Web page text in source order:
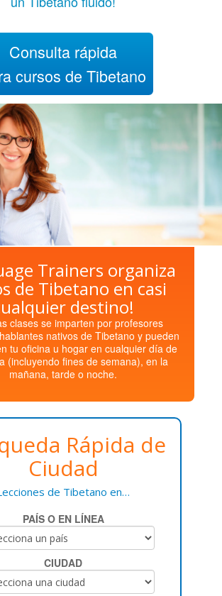
Consulta rápida
cursos de Tibetano
Trainers organiza
de Tibetano en casi
destino!
clases se imparten por profesores
nativos de Tibetano y pueden
tu oficina u hogar en cualquier día de
(incluyendo fines de semana), en la
mañana, tarde o noche.
Rápida de
Ciudad
de Tibetano en…
PAÍS O EN LÍNEA
CIUDAD